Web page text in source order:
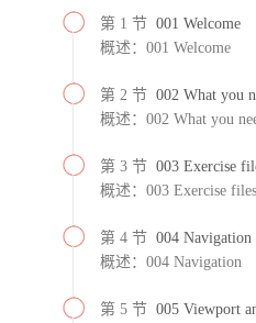
第 1 节 001 Welcome
概述：001 Welcome
第 2 节 002 What you
概述：002 What you
第 3 节 003 Exercise
概述：003 Exercise files
第 4 节 004 Navigation
概述：004 Navigation
第 5 节 005 Viewport